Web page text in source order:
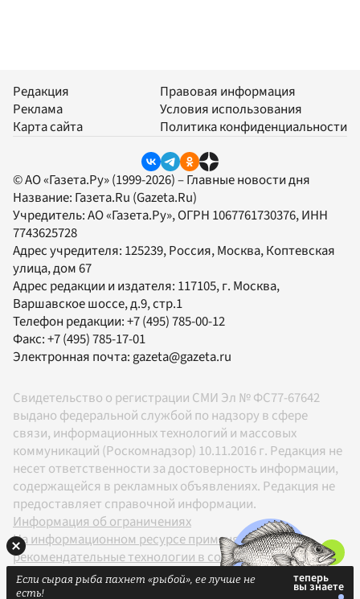
Редакция
Реклама
Карта сайта
Правовая информация
Условия использования
Политика конфиденциальности
© АО «Газета.Ру» (1999-2026) – Главные новости дня
Название: Газета.Ru (Gazeta.Ru)
Учредитель:АО «Газета.Ру», ОГРН 1067761730376, ИНН
7743625728
Адрес учредителя: 125239, Россия, Москва, Коптевская
улица, дом 67
Адрес редакции и издателя: 117105, г. Москва,
Варшавское шоссе, д.9, стр.1
Телефон редакции:+7 (495) 785-00-12
Факс:+7 (495) 785-17-01
Электронная почта: gazeta@gazeta.ru
Свидетельство о регистрации СМИ Эл № ФС77-67642
выдано федеральной службой по надзору в сфере
связи, информационных технологий и массовых
коммуникаций (Роскомнадзор) 10.11.2016 г. Редакция не
несет ответственности за достоверность информации,
содержащейся в рекламных объявлениях. Редакция не
предоставляет справочной информации.
Информация об ограничениях
На информационном ресурсе применяются
рекомендательные технологии в соответствии с
Правилами
Если сырая рыба пахнет «рыбой», ее лучше не
есть!